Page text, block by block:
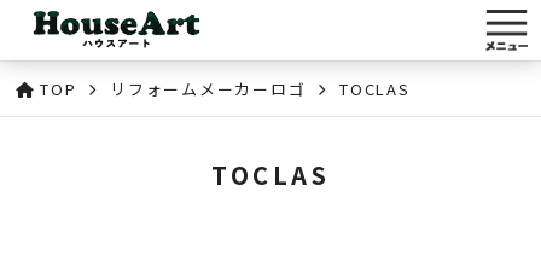
TOP リフォームメーカーロゴ TOCLAS
TOCLAS